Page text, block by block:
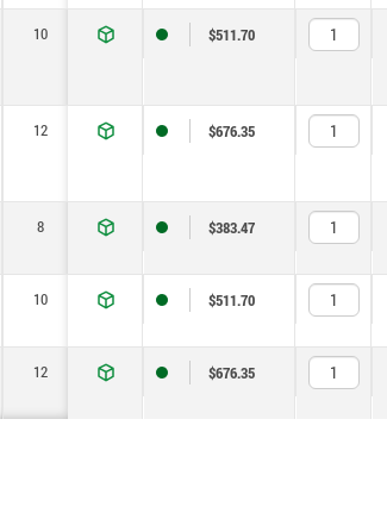
10 23 24
$511.70
12 25 30
$676.35
8 17 19
$383.47
10 23 24
$511.70
12 25 30
$676.35